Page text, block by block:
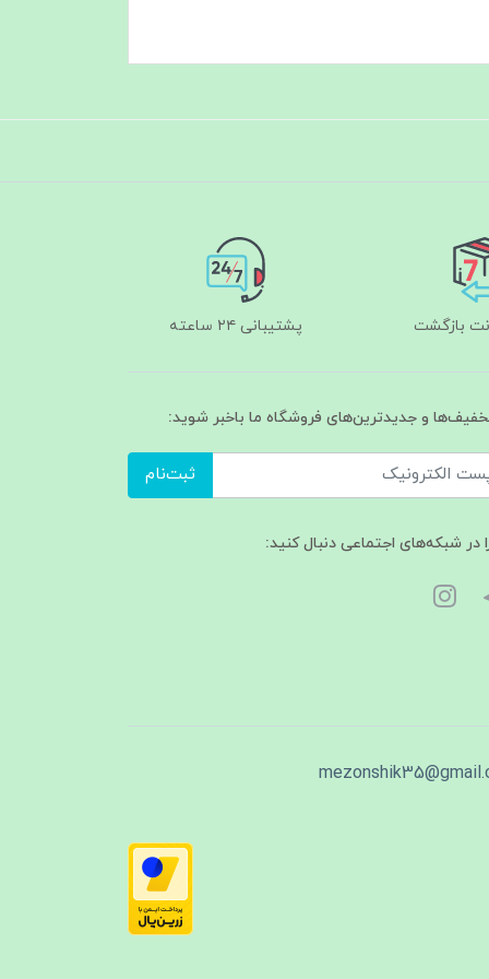
پشتیبانی ۲۴ ساعته
و جدیدترین‌های فروشگاه ما باخبر شوید:
ثبت‌نام
در شبکه‌های اجتماعی دنبال کنید: